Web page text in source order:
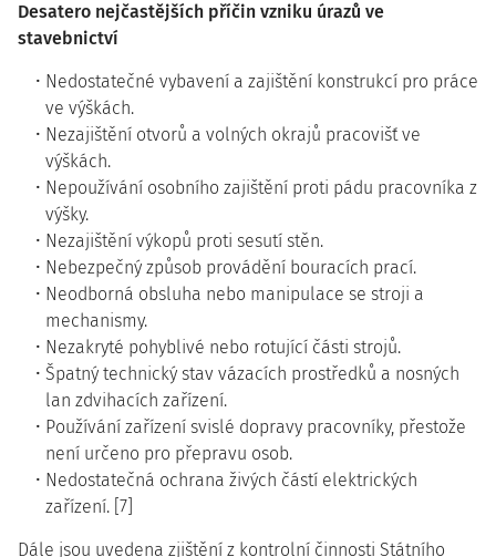
Desatero nejčastějších příčin vzniku úrazů ve
stavebnictví
Nedostatečné vybavení a zajištění konstrukcí pro práce
ve výškách.
Nezajištění otvorů a volných okrajů pracovišť ve
výškách.
Nepoužívání osobního zajištění proti pádu pracovníka z
výšky.
Nezajištění výkopů proti sesutí stěn.
Nebezpečný způsob provádění bouracích prací.
Neodborná obsluha nebo manipulace se stroji a
mechanismy.
Nezakryté pohyblivé nebo rotující části strojů.
Špatný technický stav vázacích prostředků a nosných
lan zdvihacích zařízení.
Používání zařízení svislé dopravy pracovníky, přestože
není určeno pro přepravu osob.
Nedostatečná ochrana živých částí elektrických
zařízení. [7]
Dále jsou uvedena zjištění z kontrolní činnosti Státního